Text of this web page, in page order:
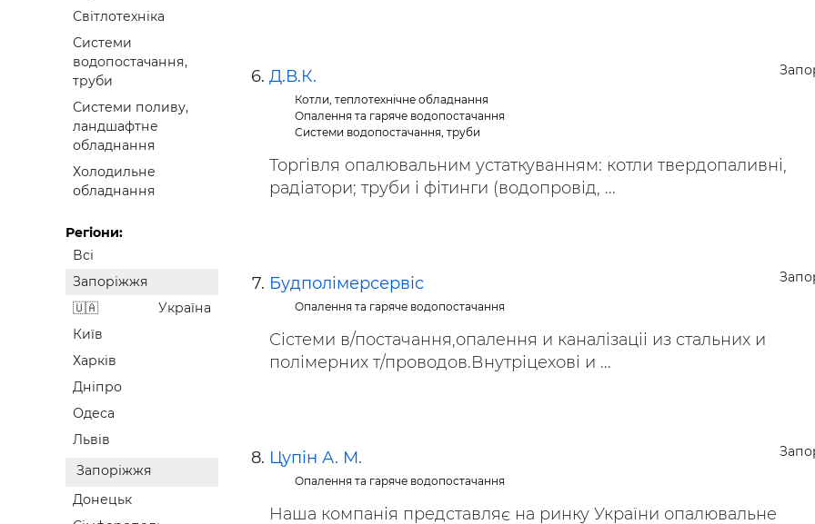
Світлотехніка
Системи
водопостачання,
труби
Системи поливу,
ландшафтне
обладнання
Холодильне
обладнання
Регіони:
Всі
Запоріжжя
Україна
Київ
Харків
Дніпро
Одеса
Львів
Запоріжжя
Донецьк
Д.В.К.
Котли, теплотехнічне обладнання
Опалення та гаряче водопостачання
Системи водопостачання, труби
Торгівля опалювальним устаткуванням: котли твердопаливні,
радіатори; труби і фітинги (водопровід, ...
Будполімерсервіс
Опалення та гаряче водопостачання
Сістеми в/постачання,опалення и каналізаціі из стальних и
полімерних т/проводов.Внутріцехові и ...
Цупін А. М.
Опалення та гаряче водопостачання
Наша компанія представляє на ринку України опалювальне